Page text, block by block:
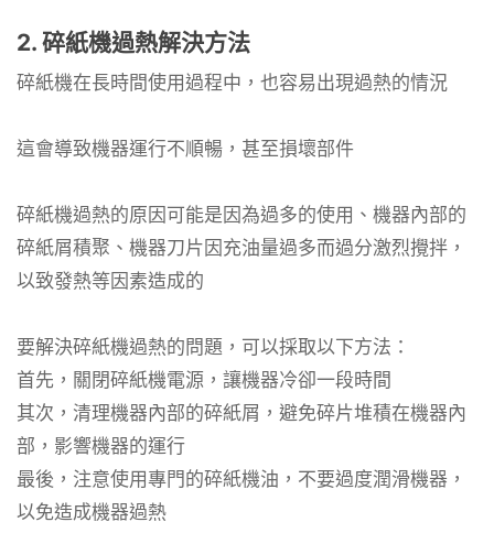
2. 碎紙機過熱解決方法
碎紙機在長時間使用過程中，也容易出現過熱的情況
這會導致機器運行不順暢，甚至損壞部件
碎紙機過熱的原因可能是因為過多的使用、機器內部的
碎紙屑積聚、機器刀片因充油量過多而過分激烈攪拌，
以致發熱等因素造成的
要解決碎紙機過熱的問題，可以採取以下方法：
首先，關閉碎紙機電源，讓機器冷卻一段時間
其次，清理機器內部的碎紙屑，避免碎片堆積在機器內
部，影響機器的運行
最後，注意使用專門的碎紙機油，不要過度潤滑機器，
以免造成機器過熱